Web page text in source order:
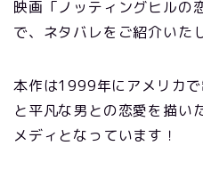
映画「ノッティングヒルの
で、ネタバレをご紹介いた
本作は1999年にアメリカ
と平凡な男との恋愛を描い
メディとなっています！